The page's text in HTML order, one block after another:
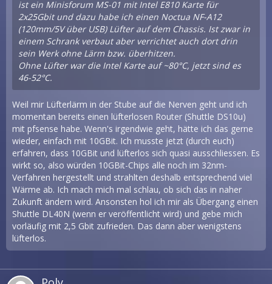
ist ein Minisforum MS-01 mit Intel E810 Karte für
2x25Gbit und dazu habe ich einen Noctua NF-A12
(120mm/5V über USB) Lüfter auf dem Chassis. Ist zwar in
einem Schrank verbaut aber verrichtet auch dort drin
sein Werk ohne Lärm bzw. überhitzen.
Ohne Lüfter war die Intel Karte auf ~80°C, jetzt sind es
46-52°C.
Weil mir Lüfterlärm in der Stube auf die Nerven geht und ich
momentan bereits einen lüfterlosen Router (Shuttle DS10u)
mit pfsense habe. Wenn's irgendwie geht, hätte ich das gerne
wieder, einfach mit 10GBit. Ich musste jetzt (durch euch)
erfahren, dass 10GBit und lüfterlos sich quasi ausschliessen. Es
wirkt so, also würden 10GBit-Chips alle noch im 32nm-
Verfahren hergestellt und strahlten deshalb entsprechend viel
Wärme ab. Ich mach mich mal schlau, ob sich das in naher
Zukunft ändern wird. Ansonsten hol ich mir als Übergang einen
Shuttle DL40N (wenn er veröffentlicht wird) und gebe mich
vorläufig mit 2,5 Gbit zufrieden. Das dann aber wenigstens
lüfterlos.